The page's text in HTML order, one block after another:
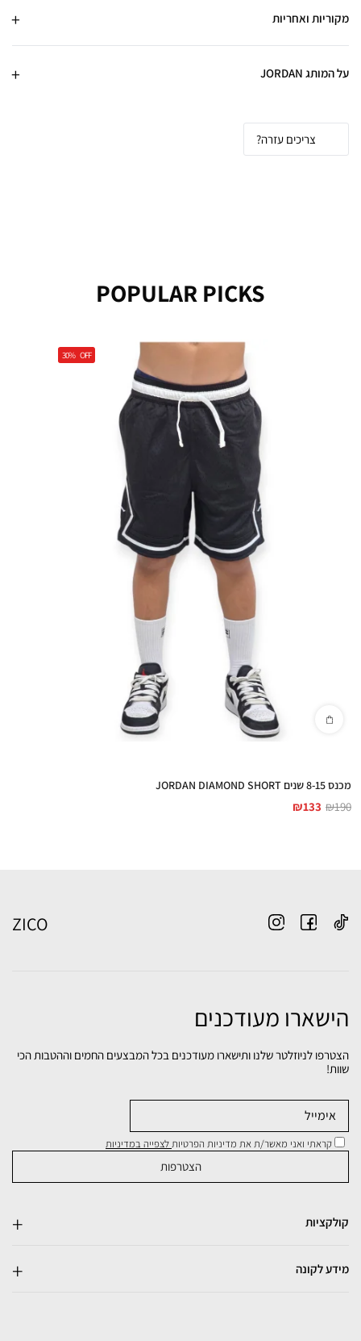
מקוריות ואחריות
על המותג JORDAN
צריכים עזרה?
POPULAR PICKS
30% OFF
מכנס 8-15 שנים JORDAN DIAMOND SHORT
₪190
₪133
ZICO
הישארו מעודכנים
הצטרפו לניוזלטר שלנו ותישארו מעודכנים בכל המבצעים החמים וההטבות הכי
שוות!
קראתי ואני מאשר/ת את מדיניות הפרטיותלצפייה במדיניות
קולקציות
מידע לקונה